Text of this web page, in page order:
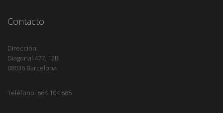
Contacto
Dirección:
Diagonal 477, 12B
08036 Barcelona
Teléfono: 664 104 685